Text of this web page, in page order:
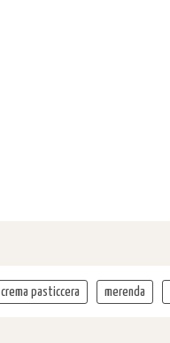
crema pasticcera merenda